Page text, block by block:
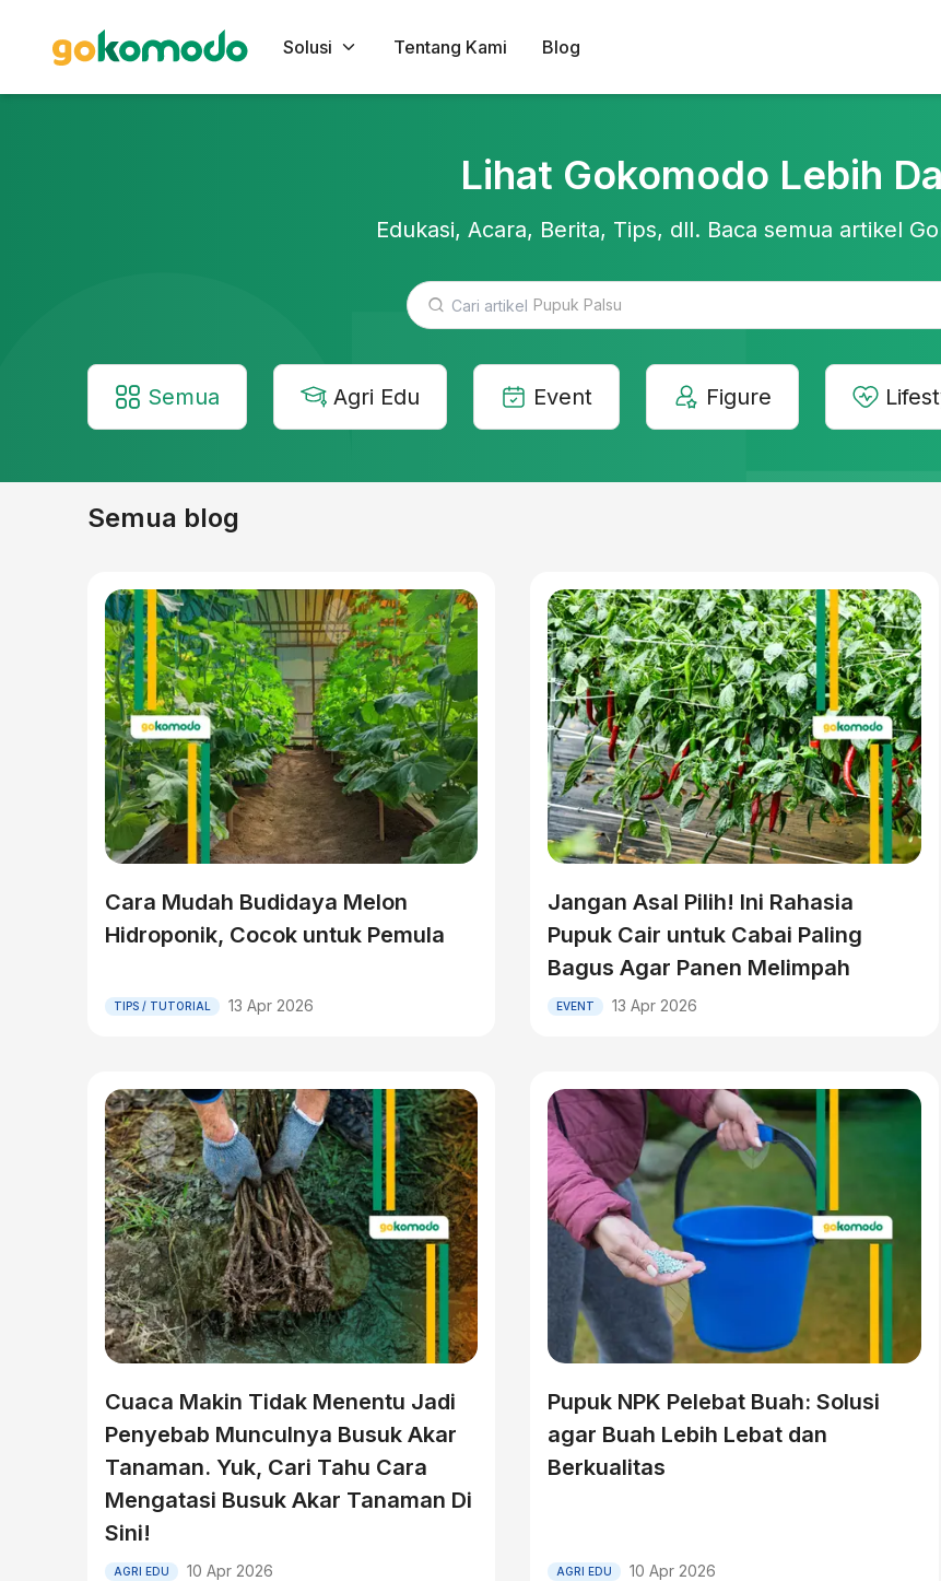
Solusi Tentang Kami Blog
Lihat Gokomodo Lebih
Edukasi, Acara, Berita, Tips, dll. Baca semua artikel
Teknologi Pertanian
Semua Agri Edu Event Figure
Semua blog
Cara Mudah Budidaya Melon
Hidroponik, Cocok untuk Pemula
TIPS / TUTORIAL 13 Apr 2026
Jangan Asal Pilih! Ini Rahasia
Pupuk Cair untuk Cabai Paling
Bagus Agar Panen Melimpah
EVENT 13 Apr 2026
Cuaca Makin Tidak Menentu Jadi
Penyebab Munculnya Busuk Akar
Tanaman. Yuk, Cari Tahu Cara
Mengatasi Busuk Akar Tanaman Di
Sini!
AGRI EDU 10 Apr 2026
Pupuk NPK Pelebat Buah: Solusi
agar Buah Lebih Lebat dan
Berkualitas
AGRI EDU 10 Apr 2026